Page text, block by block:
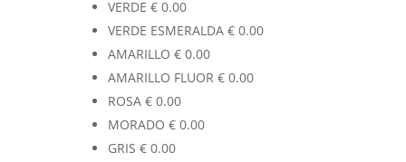
VERDE €0.00
VERDE ESMERALDA €0.00
AMARILLO €0.00
AMARILLO FLUOR €0.00
ROSA €0.00
MORADO €0.00
GRIS €0.00